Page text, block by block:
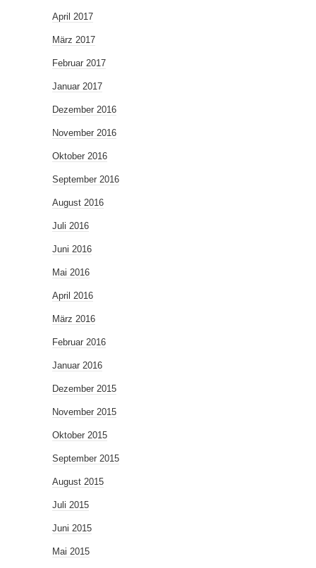
April 2017
März 2017
Februar 2017
Januar 2017
Dezember 2016
November 2016
Oktober 2016
September 2016
August 2016
Juli 2016
Juni 2016
Mai 2016
April 2016
März 2016
Februar 2016
Januar 2016
Dezember 2015
November 2015
Oktober 2015
September 2015
August 2015
Juli 2015
Juni 2015
Mai 2015